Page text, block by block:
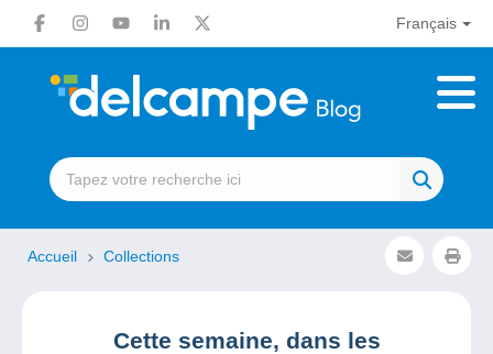
Français
Accueil Collections
Cette semaine, dans les